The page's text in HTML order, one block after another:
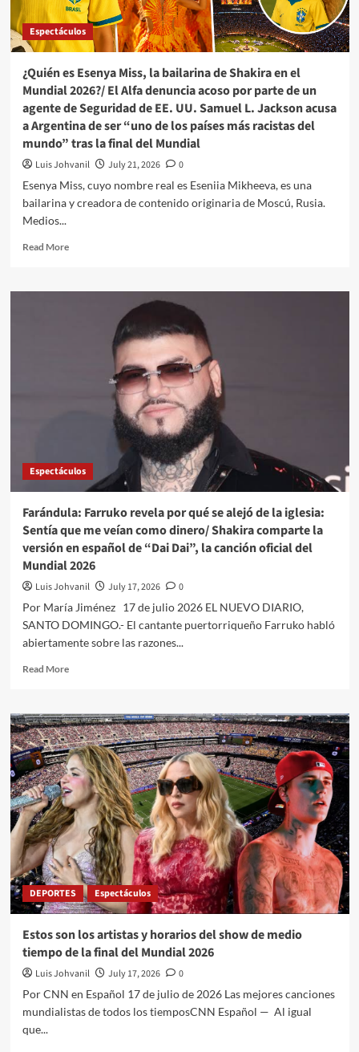
Espectáculos
¿Quién es Esenya Miss, la bailarina de Shakira en el
Mundial 2026?/ El Alfa denuncia acoso por parte de un
agente de Seguridad de EE. UU. Samuel L. Jackson acusa
a Argentina de ser “uno de los países más racistas del
mundo” tras la final del Mundial
Luis Johvanil July 21, 2026
0
Esenya Miss, cuyo nombre real es Eseniia Mikheeva, es una
bailarina y creadora de contenido originaria de Moscú, Rusia.
Medios...
Read More
Espectáculos
Farándula: Farruko revela por qué se alejó de la iglesia:
Sentía que me veían como dinero/ Shakira comparte la
versión en español de “Dai Dai”, la canción oficial del
Mundial 2026
Luis Johvanil July 17, 2026
0
Por María Jiménez 17 de julio 2026 EL NUEVO DIARIO,
SANTO DOMINGO.- El cantante puertorriqueño Farruko habló
abiertamente sobre las razones...
Read More
DEPORTES Espectáculos
Estos son los artistas y horarios del show de medio
tiempo de la final del Mundial 2026
Luis Johvanil July 17, 2026
0
Por CNN en Español 17 de julio de 2026 Las mejores canciones
mundialistas de todos los tiemposCNN Español — Al igual
que...